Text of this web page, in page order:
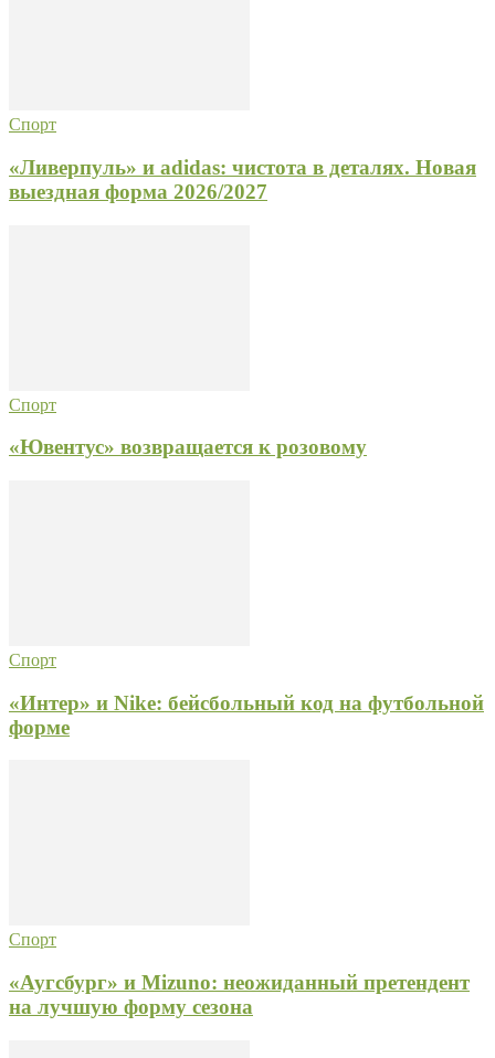
Спорт
«Ливерпуль» и adidas: чистота в деталях. Новая
выездная форма 2026/2027
Спорт
«Ювентус» возвращается к розовому
Спорт
«Интер» и Nike: бейсбольный код на футбольной
форме
Спорт
«Аугсбург» и Mizuno: неожиданный претендент
на лучшую форму сезона